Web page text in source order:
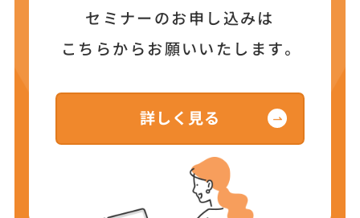
セミナーのお申し込みは
こちらからお願いいたします。
詳しく見る